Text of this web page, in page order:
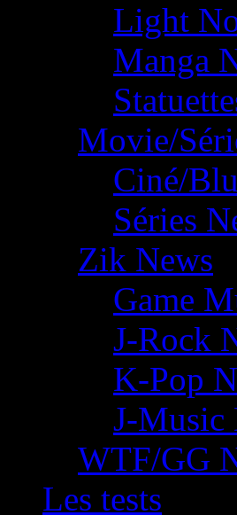
Light
Manga
Movie/
Ciné/
Séries
Zik News
Game
J-Rock
K-Pop
J-Music
WTF/GG
Les tests